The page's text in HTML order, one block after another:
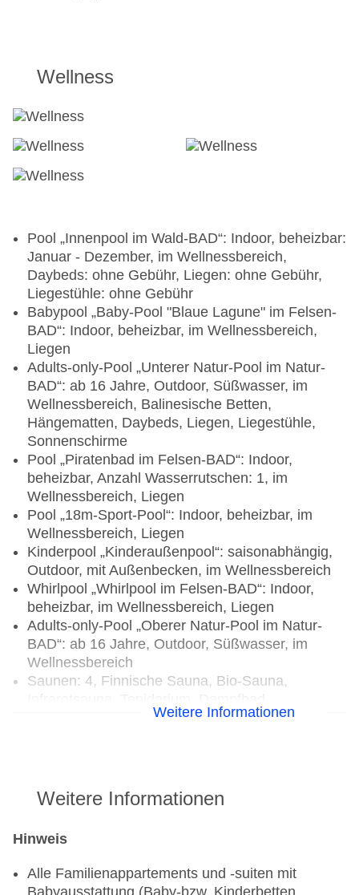
Wellness
Pool „Innenpool im Wald-BAD“: Indoor, beheizbar:
Januar - Dezember, im Wellnessbereich,
Daybeds: ohne Gebühr, Liegen: ohne Gebühr,
Liegestühle: ohne Gebühr
Babypool „Baby-Pool "Blaue Lagune" im Felsen-
BAD“: Indoor, beheizbar, im Wellnessbereich,
Liegen
Adults-only-Pool „Unterer Natur-Pool im Natur-
BAD“: ab 16 Jahre, Outdoor, Süßwasser, im
Wellnessbereich, Balinesische Betten,
Hängematten, Daybeds, Liegen, Liegestühle,
Sonnenschirme
Pool „Piratenbad im Felsen-BAD“: Indoor,
beheizbar, Anzahl Wasserrutschen: 1, im
Wellnessbereich, Liegen
Pool „18m-Sport-Pool“: Indoor, beheizbar, im
Wellnessbereich, Liegen
Kinderpool „Kinderaußenpool“: saisonabhängig,
Outdoor, mit Außenbecken, im Wellnessbereich
Whirlpool „Whirlpool im Felsen-BAD“: Indoor,
beheizbar, im Wellnessbereich, Liegen
Adults-only-Pool „Oberer Natur-Pool im Natur-
BAD“: ab 16 Jahre, Outdoor, Süßwasser, im
Wellnessbereich
Saunen: 4, Finnische Sauna, Bio-Sauna,
Tauchbecken, Eisbrunnen/-grotte, Ruheraum
Klangschalenmassage, Lomimassage, Hotstone
Massage, Shiatsumassage, Ayurveda-Massage,
Teilkörpermassage, Rückenmassage
Medizinische Anwendungen: Physiotherapie,
Lymphdrainage, Packungen (Natur, Moor)
Weitere Informationen
Weitere Informationen
Hinweis
Alle Familienappartements und -suiten mit